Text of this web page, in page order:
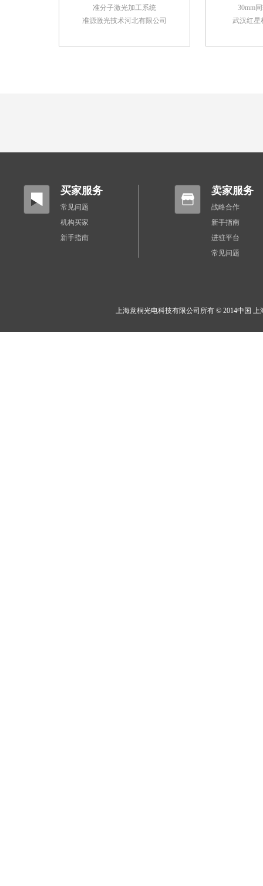
准分子激光加工系统
准源激光技术河北有限公司
30mm
武汉红星
买家服务
常见问题
机构买家
新手指南
卖家服务
战略合作
新手指南
进驻平台
常见问题
上海意桐光电科技有限公司所有 © 2014中国